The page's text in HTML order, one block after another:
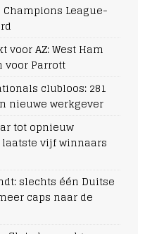
League-
AZ: West Ham
Parrott
clubloos: 281
nieuwe werkgever
tot opnieuw
vijf winnaars
slechts één Duitse
caps naar de